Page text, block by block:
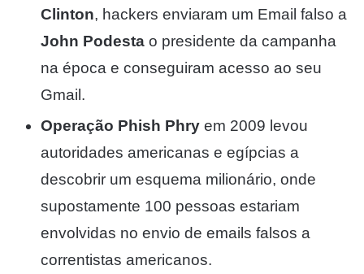
Clinton, hackers enviaram um Email falso a
John Podesta o presidente da campanha
na época e conseguiram acesso ao seu
Gmail.
Operação Phish Phry em 2009 levou
autoridades americanas e egípcias a
descobrir um esquema milionário, onde
supostamente 100 pessoas estariam
envolvidas no envio de emails falsos a
correntistas americanos.